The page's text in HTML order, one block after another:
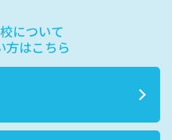
について
方はこちら